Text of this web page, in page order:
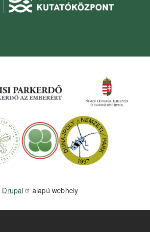
Drupal alapú webhely